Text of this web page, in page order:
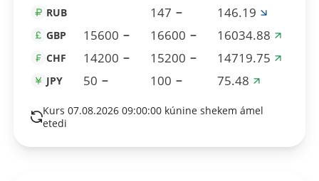
RUB 147 146.19
GBP 15600 16600 16034.88
CHF 14200 15200 14719.75
JPY 50 100 75.48
Kurs 07.08.2026 09:00:00 kúnine shekem ámel
etedi